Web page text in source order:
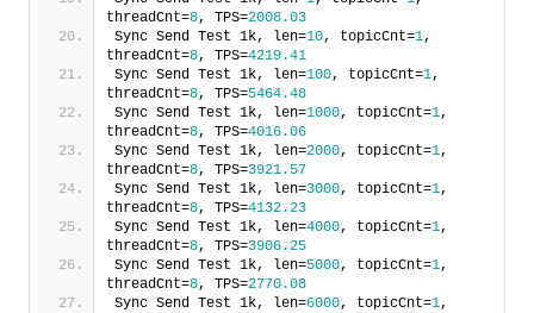
threadCnt=8, TPS=2008.03
Sync Send Test 1k, len=10, topicCnt=1,
threadCnt=8, TPS=4219.41
Sync Send Test 1k, len=100, topicCnt=1,
threadCnt=8, TPS=5464.48
Sync Send Test 1k, len=1000, topicCnt=1,
threadCnt=8, TPS=4016.06
Sync Send Test 1k, len=2000, topicCnt=1,
threadCnt=8, TPS=3921.57
Sync Send Test 1k, len=3000, topicCnt=1,
threadCnt=8, TPS=4132.23
Sync Send Test 1k, len=4000, topicCnt=1,
threadCnt=8, TPS=3906.25
Sync Send Test 1k, len=5000, topicCnt=1,
threadCnt=8, TPS=2770.08
Sync Send Test 1k, len=6000, topicCnt=1,